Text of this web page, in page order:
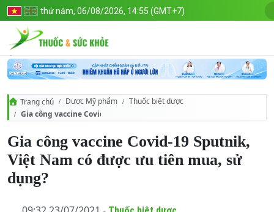
thứ năm, 06/08/2026, 14:55 (GMT+7)
Trang chủ Dược Mỹ phẩm
Thuốc biệt dược
Gia công vaccine Covid-19 Sputnik, Việt Nam có được ưu tiên mua,
Gia công vaccine Covid-19 Sputnik,
Việt Nam có được ưu tiên mua, sử
dụng?